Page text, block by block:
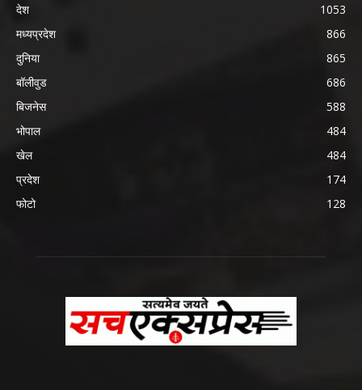
देश
1053
मध्यप्रदेश
866
दुनिया
865
बॉलीवुड
686
बिजनेस
588
भोपाल
484
खेल
484
प्रदेश
174
फोटो
128